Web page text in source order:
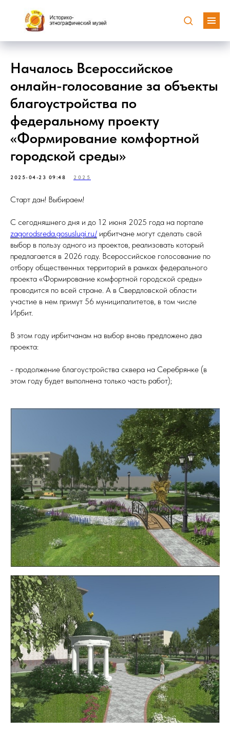
Началось Всероссийское
онлайн-голосование за объекты
благоустройства по
федеральному проекту
«Формирование комфортной
городской среды»
2025-04-23 09:48 2025
Старт дан! Выбираем!
С сегодняшнего дня и до 12 июня 2025 года на портале
zagorodsreda.gosuslugi.ru/ ирбитчане могут сделать свой
выбор в пользу одного из проектов, реализовать который
предлагается в 2026 году. Всероссийское голосование по
отбору общественных территорий в рамках федерального
проекта «Формирование комфортной городской среды»
проводится по всей стране. А в Свердловской области
участие в нем примут 56 муниципалитетов, в том числе
Ирбит.
В этом году ирбитчанам на выбор вновь предложено два
проекта:
- продолжение благоустройства сквера на Серебрянке (в
этом году будет выполнена только часть работ);